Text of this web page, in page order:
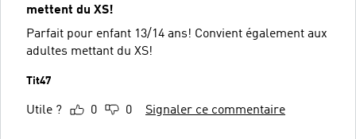
mettent du XS!
Parfait pour enfant 13/14 ans! Convient également aux
adultes mettant du XS!
Tit47
Utile ? 0 0 Signaler ce commentaire